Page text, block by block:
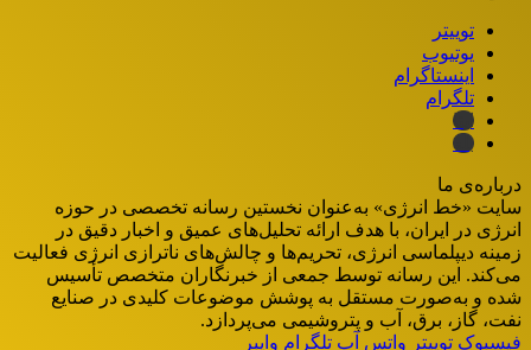
توییتر
یوتیوب
اینستاگرام
تلگرام
ایتا
بله
درباره‌ی ما
سایت «خط انرژی» به‌عنوان نخستین رسانه تخصصی در حوزه
انرژی در ایران، با هدف ارائه تحلیل‌های عمیق و اخبار دقیق در
زمینه دیپلماسی انرژی، تحریم‌ها و چالش‌های ناترازی انرژی فعالیت
می‌کند. این رسانه توسط جمعی از خبرنگاران متخصص تأسیس
شده و به‌صورت مستقل به پوشش موضوعات کلیدی در صنایع
نفت، گاز، برق، آب و پتروشیمی می‌پردازد.
فیسبوک توییتر واتس آپ تلگرام وایبر